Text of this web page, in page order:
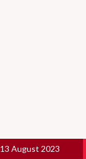
13 August 2023